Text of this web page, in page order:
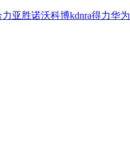
亚胜诺沃科博kdnra得力华为